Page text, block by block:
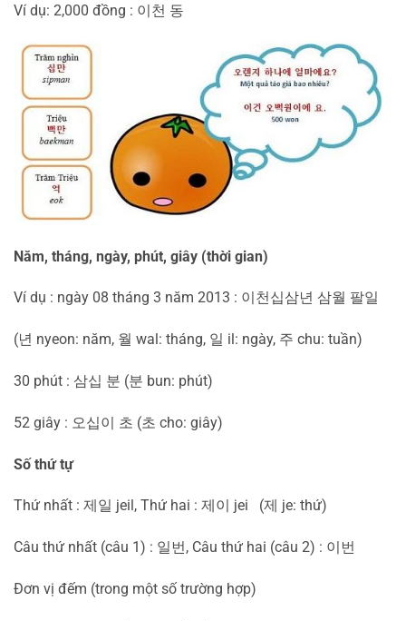
Ví dụ: 2,000 đồng : 이천 동
Năm, tháng, ngày, phút, giây (thời gian)
Ví dụ : ngày 08 tháng 3 năm 2013 : 이천십삼년 삼월 팔일
(년 nyeon: năm, 월 wal: tháng, 일 il: ngày, 주 chu: tuần)
30 phút : 삼십 분 (분 bun: phút)
52 giây : 오십이 초 (초 cho: giây)
Số thứ tự
Thứ nhất : 제일 jeil, Thứ hai : 제이 jei (제 je: thứ)
Câu thứ nhất (câu 1) : 일번, Câu thứ hai (câu 2) : 이번
Đơn vị đếm (trong một số trường hợp)